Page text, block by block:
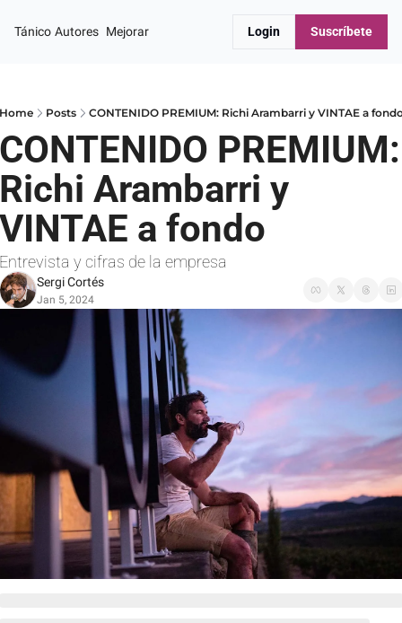
Tánico Autores Mejorar Login Suscríbete
Posts CONTENIDO PREMIUM: Richi Arambarri y VINTAE a
PREMIUM:
Arambarri y
a fondo
y cifras de la empresa
Sergi Cortés
Jan 5, 2024